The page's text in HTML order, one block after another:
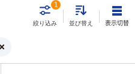
絞り込み
1
並び替え 表示切替